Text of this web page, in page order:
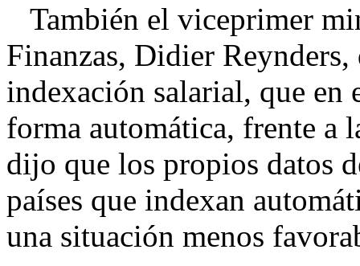
También el viceprimer
Finanzas, Didier
indexación salarial, que en
forma automática, frente a
dijo que los propios datos
países que indexan
una situación menos